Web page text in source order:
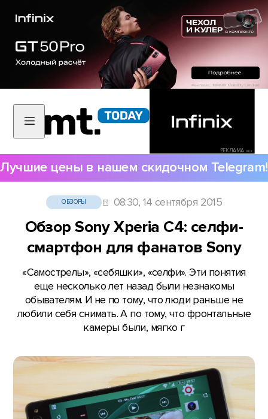
РЕКЛАМА •••
Лучшие цены в нашем скидочном Telegram!
ОБЗОРЫ 08:30, 14 сентября 2015
Обзор Sony Xperia C4: селфи-
смартфон для фанатов Sony
«Самострелы», «себяшки», «селфи». Эти понятия
еще несколько лет назад были незнакомы
обывателям. И не по тому, что люди раньше не
любили себя снимать. А по тому, что фронтальные
камеры были, мягко г